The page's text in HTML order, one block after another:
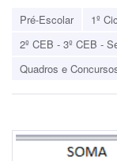
Pré-Escolar
1º
2º CEB - 3º CEB -
Quadros e